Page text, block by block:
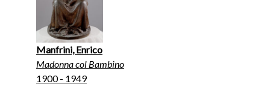
Manfrini, Enrico
Madonna col Bambino
1900 - 1949